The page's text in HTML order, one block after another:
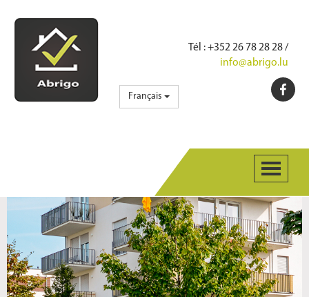
Tél : +352 26 78 28 28 /
info@abrigo.lu
Français